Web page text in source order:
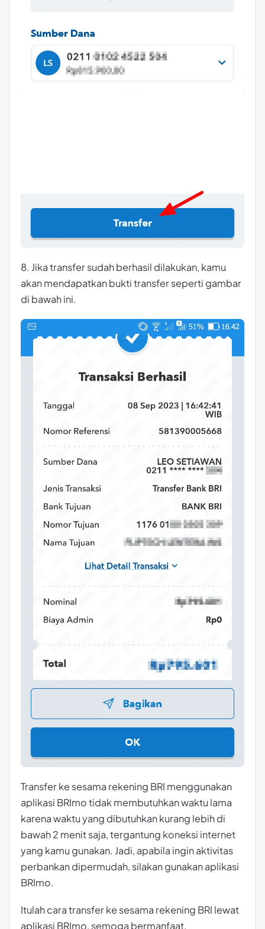
8. Jika transfer sudah berhasil dilakukan, kamu
akan mendapatkan bukti transfer seperti gambar
di bawah ini.
Transfer ke sesama rekening BRI menggunakan
aplikasi BRImo tidak membutuhkan waktu lama
karena waktu yang dibutuhkan kurang lebih di
bawah 2 menit saja, tergantung koneksi internet
yang kamu gunakan. Jadi, apabila ingin aktivitas
perbankan dipermudah, silakan gunakan aplikasi
BRImo.
Itulah cara transfer ke sesama rekening BRI lewat
aplikasi BRImo, semoga bermanfaat.